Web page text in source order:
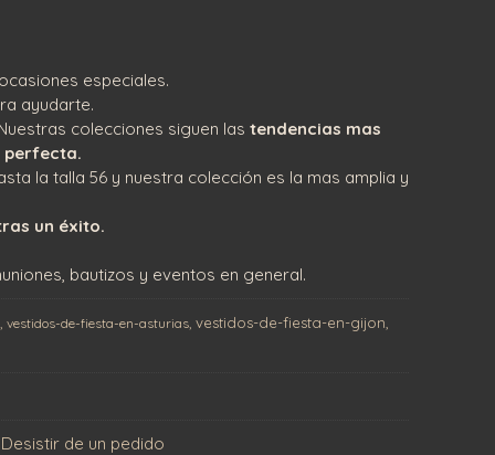
especiales.
ayudarte.
colecciones siguen lastendencias mas
la talla 56 y nuestra colección es la mas amplia y
un éxito.
bautizos y eventos en general.
vestidos-de-fiesta-en-asturias vestidos-de-fiesta-en-gijon
Desistir de un pedido